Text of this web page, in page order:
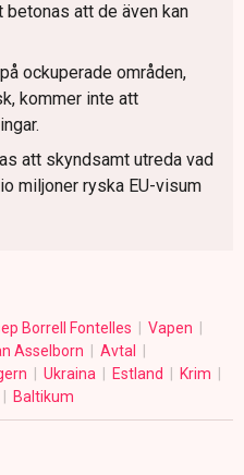
att de även kan
ockuperade områden,
kommer inte att
att skyndsamt utreda vad
miljoner ryska EU-visum
Borrell Fontelles
Vapen
Asselborn
Avtal
Ukraina Estland
Krim
Baltikum